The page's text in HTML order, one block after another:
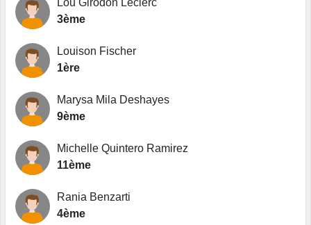
Lou Girodon Leclerc
3ème
Louison Fischer
1ère
Marysa Mila Deshayes
9ème
Michelle Quintero Ramirez
11ème
Rania Benzarti
4ème